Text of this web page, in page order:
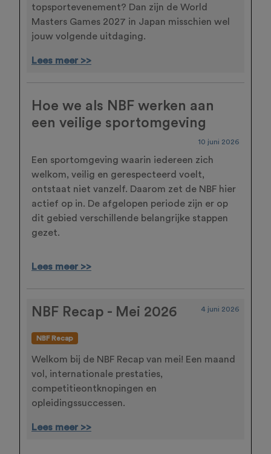
topsportevenement? Dan zijn de World
Masters Games 2027 in Japan misschien wel
jouw volgende uitdaging.
Lees meer >>
Hoe we als NBF werken aan
een veilige sportomgeving
10 juni 2026
Een sportomgeving waarin iedereen zich
welkom, veilig en gerespecteerd voelt,
ontstaat niet vanzelf. Daarom zet de NBF hier
actief op in. De afgelopen periode zijn er op
dit gebied verschillende belangrijke stappen
gezet.
Lees meer >>
NBF Recap - Mei 2026 4 juni 2026
NBF Recap
Welkom bij de NBF Recap van mei! Een maand
vol, internationale prestaties,
competitieontknopingen en
opleidingssuccessen.
Lees meer >>